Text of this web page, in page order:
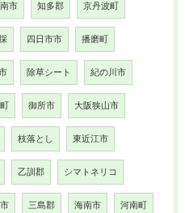
市 知多郡 京丹波町
四日市市 播磨町
除草シート 紀の川市
御所市 大阪狭山市
枝落とし 東近江市
乙訓郡 シマトネリコ
三島郡 海南市 河南町